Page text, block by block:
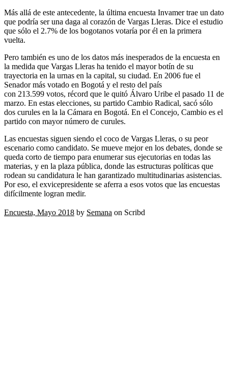
Más allá de este antecedente, la última encuesta Invamer trae un dato
que podría ser una daga al corazón de Vargas Lleras. Dice el estudio
que sólo el 2.7% de los bogotanos votaría por él en la primera
vuelta.
Pero también es uno de los datos más inesperados de la encuesta en
la medida que Vargas Lleras ha tenido el mayor botín de su
trayectoria en la urnas en la capital, su ciudad. En 2006 fue el
Senador más votado en Bogotá y el resto del país
con 213.599 votos, récord que le quitó Álvaro Uribe el pasado 11 de
marzo. En estas elecciones, su partido Cambio Radical, sacó sólo
dos curules en la la Cámara en Bogotá. En el Concejo, Cambio es el
partido con mayor número de curules.
Las encuestas siguen siendo el coco de Vargas Lleras, o su peor
escenario como candidato. Se mueve mejor en los debates, donde se
queda corto de tiempo para enumerar sus ejecutorias en todas las
materias, y en la plaza pública, donde las estructuras políticas que
rodean su candidatura le han garantizado multitudinarias asistencias.
Por eso, el exvicepresidente se aferra a esos votos que las encuestas
difícilmente logran medir.
Encuesta, Mayo 2018 by Semana on Scribd